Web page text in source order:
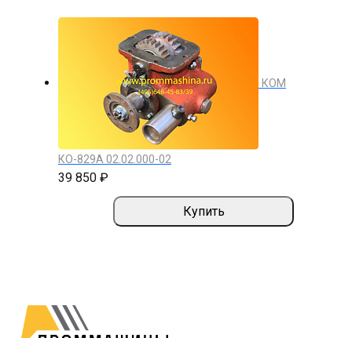
КОМ
КО-829А 02.02.000-02
39 850 ₽
Купить